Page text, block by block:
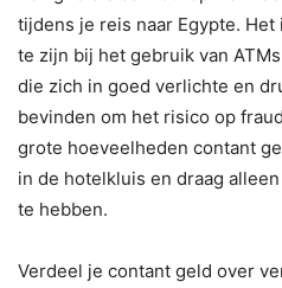
tijdens je reis naar Egypte.
te zijn bij het gebruik van
die zich in goed verlichte en
bevinden om het risico op
grote hoeveelheden contant
in de hotelkluis en draag
te hebben.
Verdeel je contant geld over